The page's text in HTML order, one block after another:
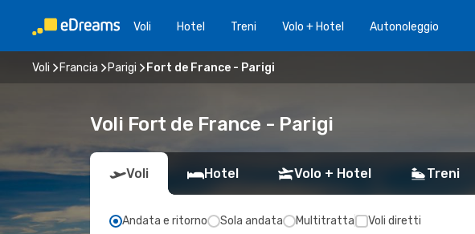
Voli Hotel Treni Volo + Hotel Autonoleggio
Voli Francia Parigi Fort de France - Parigi
Voli Fort de France - Parigi
Voli Hotel Volo + Hotel Treni
Andata e ritorno Sola andata Multitratta Voli diretti